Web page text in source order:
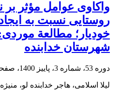
واکاوی عوامل مؤثر
روستایی نسبت به
خودیار؛ مطالعة
شهرستان خدابنده
دوره 53، شماره 3، پاییز 1400، صفحه
لیلا اسلامی، هاجر خدابنده لو،